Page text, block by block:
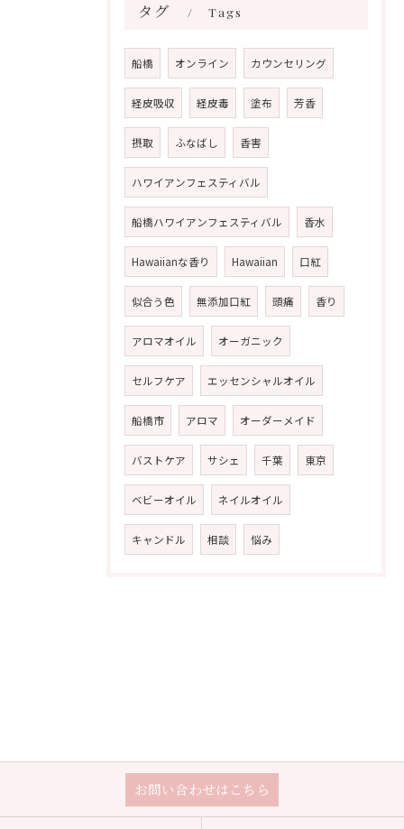
タグ Tags
船橋 オンライン カウンセリング
経皮吸収 経皮毒 塗布 芳香
摂取 ふなばし 香害
ハワイアンフェスティバル
船橋ハワイアンフェスティバル 香水
Hawaiianな香り Hawaiian 口紅
似合う色 無添加口紅 頭痛 香り
アロマオイル オーガニック
セルフケア エッセンシャルオイル
船橋市 アロマ オーダーメイド
バストケア サシェ 千葉 東京
ベビーオイル ネイルオイル
キャンドル 相談 悩み
お問い合わせはこちら